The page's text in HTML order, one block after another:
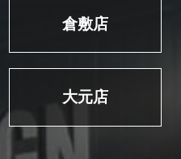
倉敷店
大元店